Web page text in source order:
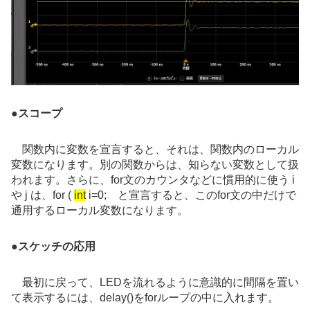
●スコープ
関数内に変数を宣言すると、それは、関数内のローカル
変数になります。別の関数からは、知らない変数として扱
われます。さらに、for文のカウンタなどに慣用的に使う i
や j は、for ( inti=0; と宣言すると、このfor文の中だけで
通用するローカル変数になります。
●スケッチの応用
最初に戻って、LEDを流れるように意識的に間隔を置い
て表示するには、delay()をforループの中に入れます。